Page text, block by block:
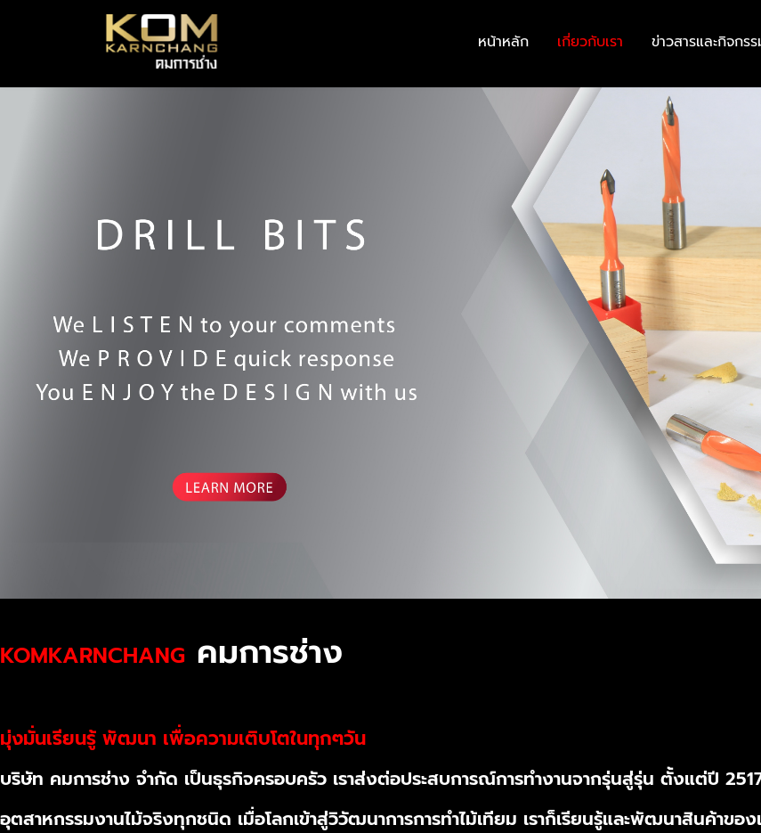
หน้าหลัก เกี่ยวกับเรา ข่าวสารและกิจกร
KOMKARNCHANG คมการช่าง
มุ่งมั่นเรียนรู้ พัฒนา เพื่อความเติบโตในทุกๆวัน
บริษัท คมการช่าง จำกัด เป็นธุรกิจครอบครัว เราส่งต่อประสบการณ์การทำงานจากรุ่นสู่รุ่น ตั้งแต่ปี
อุตสาหกรรมงานไม้จริงทุกชนิด เมื่อโลกเข้าสู่วิวัฒนาการการทำไม้เทียม เราก็เรียนรู้และพัฒนาสินค้าขอ